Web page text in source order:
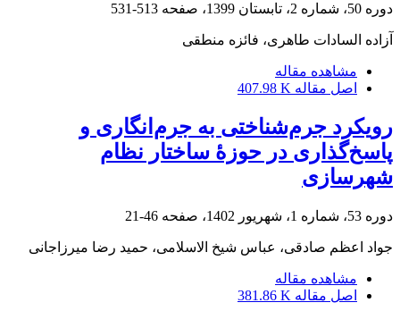
دوره 50، شماره 2، تابستان 1399، صفحه 513-531
آزاده السادات طاهری، فائزه منطقی
مشاهده مقاله
اصل مقاله 407.98 K
رویکرد جرم‌شناختی به جرم‌انگاری و
پاسخ‌گذاری در حوزۀ ساختار نظام
شهرسازی
دوره 53، شماره 1، شهریور 1402، صفحه 46-21
جواد اعظم صادقی، عباس شیخ الاسلامی، حمید رضا میرزاجانی
مشاهده مقاله
اصل مقاله 381.86 K